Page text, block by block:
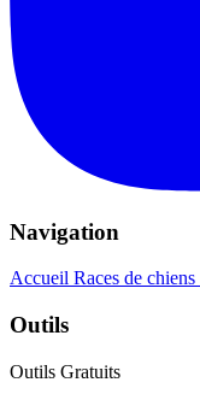
Navigation
Accueil Races de chiens
Outils
Outils Gratuits